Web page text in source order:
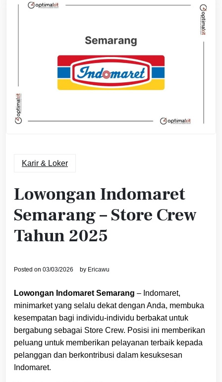
Karir & Loker
Lowongan Indomaret
Semarang – Store Crew
Tahun 2025
Posted on 03/03/2026 by Ericawu
Lowongan Indomaret Semarang – Indomaret,
minimarket yang selalu dekat dengan Anda, membuka
kesempatan bagi individu-individu berbakat untuk
bergabung sebagai Store Crew. Posisi ini memberikan
peluang untuk memberikan pelayanan terbaik kepada
pelanggan dan berkontribusi dalam kesuksesan
Indomaret.